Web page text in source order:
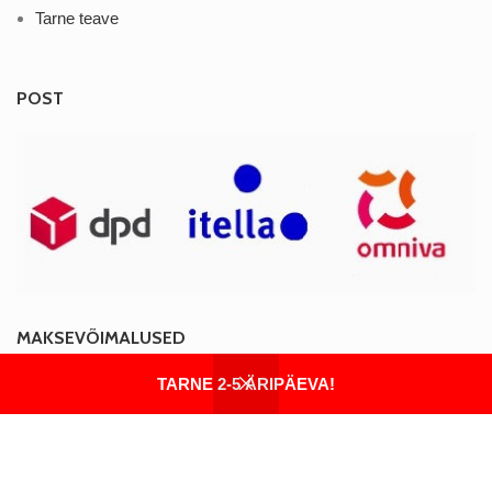
TARNE 2-5 ÄRIPÄEVA!
Tarne teave
POST
MAKSEVÕIMALUSED